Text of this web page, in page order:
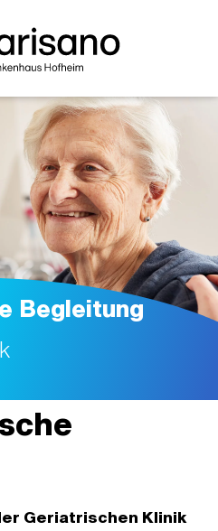
Begleitung
Geriatrischen Klinik